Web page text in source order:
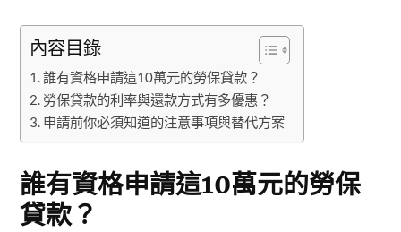
內容目錄
誰有資格申請這10萬元的勞保貸款？
勞保貸款的利率與還款方式有多優惠？
申請前你必須知道的注意事項與替代方案
誰有資格申請這10萬元的勞保
貸款？